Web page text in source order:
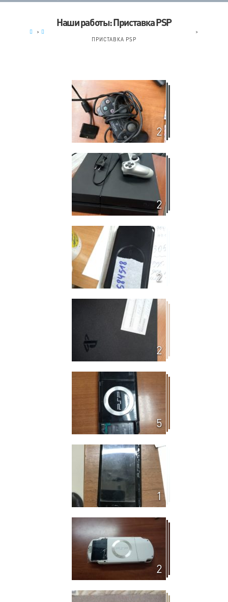
Наши работы: Приставка PSP
>
>
ПРИСТАВКА PSP
2
2
2
2
5
1
2